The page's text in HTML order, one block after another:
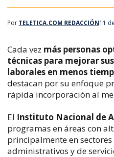
Por TELETICA.COM REDACCIÓN11
Cada vez más personas
técnicas para mejorar
laborales en menos
destacan por su enfoque
rápida incorporación al
El Instituto Nacional de
programas en áreas con
principalmente en
administrativos y de